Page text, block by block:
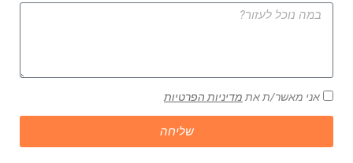
אני מאשר/ת אתמדיניות הפרטיות
שליחה